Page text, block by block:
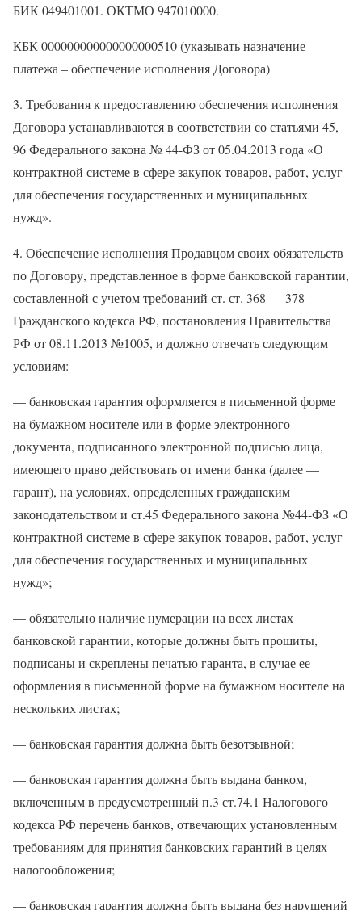
БИК 049401001. ОКТМО 947010000.
КБК 000000000000000000510 (указывать назначение
платежа – обеспечение исполнения Договора)
3. Требования к предоставлению обеспечения исполнения
Договора устанавливаются в соответствии со статьями 45,
96Федерального закона № 44-ФЗ от 05.04.2013 года «О
контрактной системе в сфере закупок товаров, работ, услуг
для обеспечения государственных и муниципальных
нужд».
4. Обеспечение исполнения Продавцом своих обязательств
по Договору, представленное в форме банковской гарантии,
составленной с учетом требований ст. ст. 368 — 378
Гражданского кодекса РФ, постановления Правительства
РФ от 08.11.2013 №1005, и должно отвечать следующим
условиям:
— банковская гарантия оформляется в письменной форме
на бумажном носителе или в форме электронного
документа, подписанного электронной подписью лица,
имеющего право действовать от имени банка (далее —
гарант), на условиях, определенных гражданским
законодательством и ст.45 Федерального закона №44-ФЗ «О
контрактной системе в сфере закупок товаров, работ, услуг
для обеспечения государственных и муниципальных
нужд»;
— обязательно наличие нумерации на всех листах
банковской гарантии, которые должны быть прошиты,
подписаны и скреплены печатью гаранта, в случае ее
оформления в письменной форме на бумажном носителе на
нескольких листах;
— банковская гарантия должна быть безотзывной;
— банковская гарантия должна быть выдана банком,
включенным в предусмотренный п.3 ст.74.1 Налогового
кодекса РФ перечень банков, отвечающих установленным
требованиям для принятия банковских гарантий в целях
налогообложения;
— банковская гарантия должна быть выдана без нарушений